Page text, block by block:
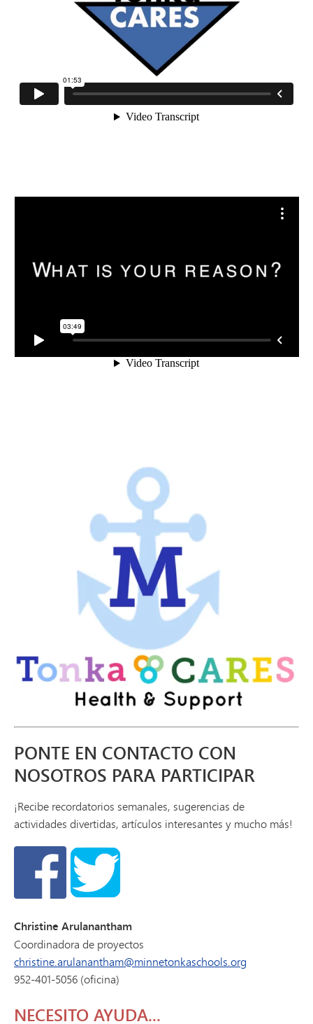
PONTE EN CONTACTO CON
NOSOTROS PARA PARTICIPAR
¡Recibe recordatorios semanales, sugerencias de
actividades divertidas, artículos interesantes y mucho más!
Christine Arulanantham
Coordinadora de proyectos
christine.arulanantham@minnetonkaschools.org
952-401-5056 (oficina)
NECESITO AYUDA...